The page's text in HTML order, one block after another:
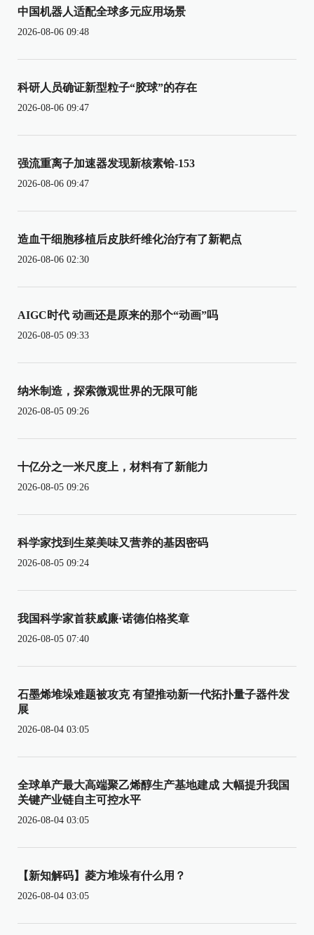
中国机器人适配全球多元应用场景
2026-08-06 09:48
科研人员确证新型粒子“胶球”的存在
2026-08-06 09:47
强流重离子加速器发现新核素铪-153
2026-08-06 09:47
造血干细胞移植后皮肤纤维化治疗有了新靶点
2026-08-06 02:30
AIGC时代 动画还是原来的那个“动画”吗
2026-08-05 09:33
纳米制造，探索微观世界的无限可能
2026-08-05 09:26
十亿分之一米尺度上，材料有了新能力
2026-08-05 09:26
科学家找到生菜美味又营养的基因密码
2026-08-05 09:24
我国科学家首获威廉·诺德伯格奖章
2026-08-05 07:40
石墨烯堆垛难题被攻克 有望推动新一代拓扑量子器件发
展
2026-08-04 03:05
全球单产最大高端聚乙烯醇生产基地建成 大幅提升我国
关键产业链自主可控水平
2026-08-04 03:05
【新知解码】菱方堆垛有什么用？
2026-08-04 03:05